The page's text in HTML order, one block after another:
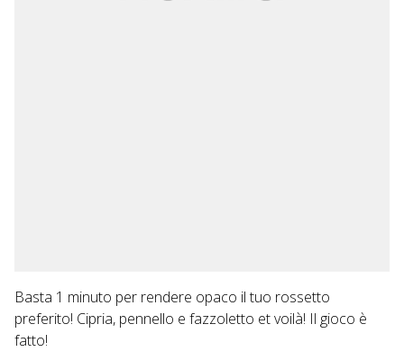
Basta 1 minuto per rendere opaco il tuo rossetto
preferito! Cipria, pennello e fazzoletto et voilà! Il gioco è
fatto!